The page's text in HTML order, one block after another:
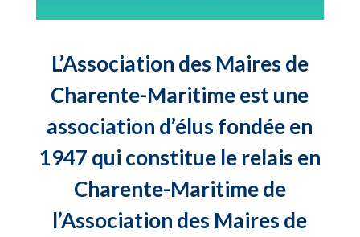
L’Association des Maires de
Charente-Maritime est une
association d’élus fondée en
1947 qui constitue le relais en
Charente-Maritime de
l’Association des Maires de